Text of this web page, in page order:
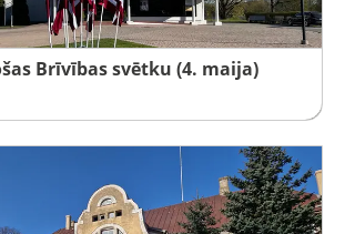
Brīvības svētku (4. maija)